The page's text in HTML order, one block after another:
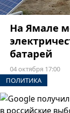
На Ямале
батарей
04 октября 17:00
ПОЛИТИКА